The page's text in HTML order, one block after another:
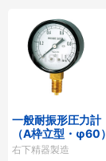
一般耐振形圧力計
（A枠立型・φ60）
右下精器製造